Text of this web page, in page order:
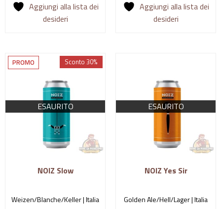
Aggiungi alla lista dei
desideri
Aggiungi alla lista dei
desideri
Sconto 30%
PROMO
ESAURITO
NOIZ Slow
Weizen/Blanche/Keller |Italia
ESAURITO
NOIZ Yes Sir
Golden Ale/Hell/Lager |Italia